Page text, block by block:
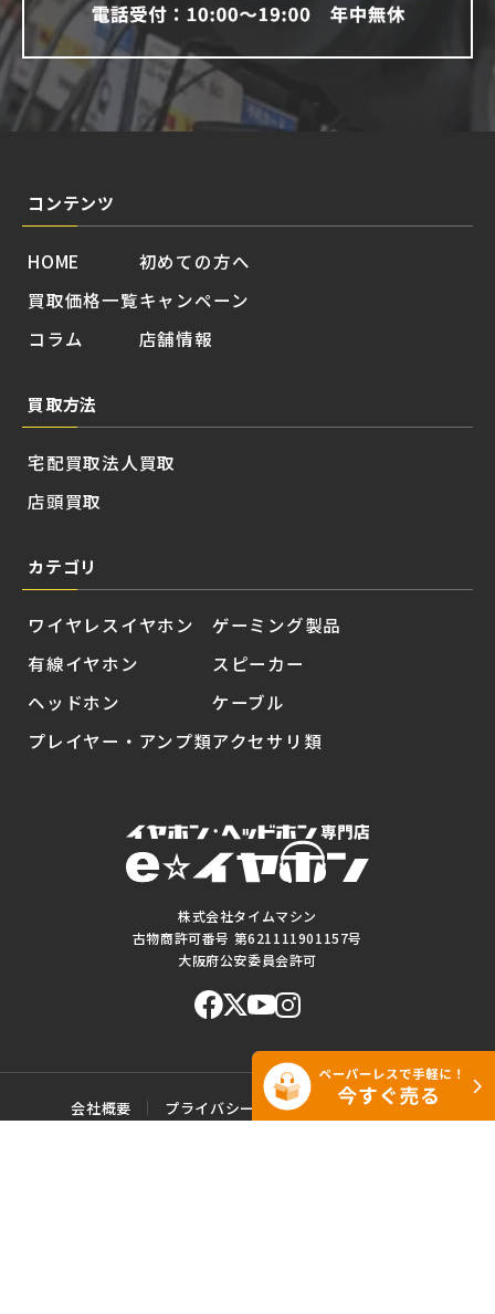
株式会社タイムマシン
古物商許可番号 第621111901157号
大阪府公安委員会許可
コンテンツ
HOME
買取価格一覧
コラム
初めての方へ
キャンペーン
店舗情報
買取方法
宅配買取
店頭買取
法人買取
カテゴリ
ワイヤレスイヤホン
有線イヤホン
ヘッドホン
プレイヤー・アンプ類
ゲーミング製品
スピーカー
ケーブル
アクセサリ類
会社概要 プライバシーポリシー
ご利用規約